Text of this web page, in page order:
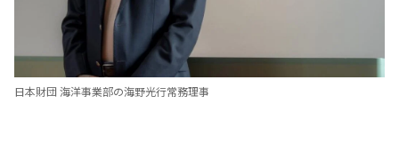
日本財団 海洋事業部の海野光行常務理事